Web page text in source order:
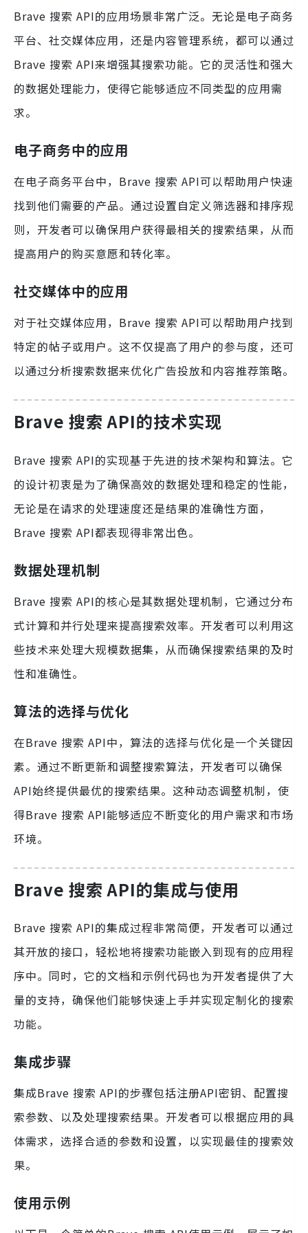
Brave 搜索 API的应用场景非常广泛。无论是电子商务
平台、社交媒体应用，还是内容管理系统，都可以通过
Brave 搜索 API来增强其搜索功能。它的灵活性和强大
的数据处理能力，使得它能够适应不同类型的应用需
求。
电子商务中的应用
在电子商务平台中，Brave 搜索 API可以帮助用户快速
找到他们需要的产品。通过设置自定义筛选器和排序规
则，开发者可以确保用户获得最相关的搜索结果，从而
提高用户的购买意愿和转化率。
社交媒体中的应用
对于社交媒体应用，Brave 搜索 API可以帮助用户找到
特定的帖子或用户。这不仅提高了用户的参与度，还可
以通过分析搜索数据来优化广告投放和内容推荐策略。
Brave 搜索 API的技术实现
Brave 搜索 API的实现基于先进的技术架构和算法。它
的设计初衷是为了确保高效的数据处理和稳定的性能，
无论是在请求的处理速度还是结果的准确性方面，
Brave 搜索 API都表现得非常出色。
数据处理机制
Brave 搜索 API的核心是其数据处理机制，它通过分布
式计算和并行处理来提高搜索效率。开发者可以利用这
些技术来处理大规模数据集，从而确保搜索结果的及时
性和准确性。
算法的选择与优化
在Brave 搜索 API中，算法的选择与优化是一个关键因
素。通过不断更新和调整搜索算法，开发者可以确保
API始终提供最优的搜索结果。这种动态调整机制，使
得Brave 搜索 API能够适应不断变化的用户需求和市场
环境。
Brave 搜索 API的集成与使用
Brave 搜索 API的集成过程非常简便，开发者可以通过
其开放的接口，轻松地将搜索功能嵌入到现有的应用程
序中。同时，它的文档和示例代码也为开发者提供了大
量的支持，确保他们能够快速上手并实现定制化的搜索
功能。
集成步骤
集成Brave 搜索 API的步骤包括注册API密钥、配置搜
索参数、以及处理搜索结果。开发者可以根据应用的具
体需求，选择合适的参数和设置，以实现最佳的搜索效
果。
使用示例